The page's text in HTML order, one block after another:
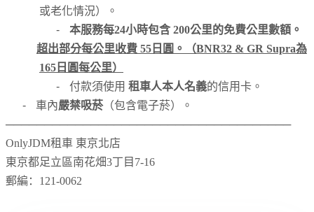
或老化情況）。
-
本服務每24小時包含 200公里的免費公里數額。
超出部分每公里收費 55日圓。（BNR32 & GR Supra為
165日圓每公里）
-
付款須使用 租車人本人名義的信用卡。
-
車內嚴禁吸菸（包含電子菸）。
─────────────────────────────────────
OnlyJDM租車 東京北店
東京都足立區南花畑3丁目7-16
郵編： 121-0062